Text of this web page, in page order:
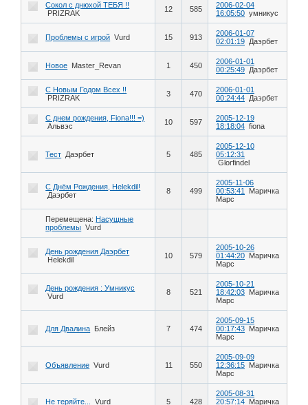
Сокол с днюхой ТЕБЯ !!
PRIZRAK
12 585
2006-02-04
16:05:50 умникус
Проблемы с игрой Vurd 15 913
2006-01-07
02:01:19 Даэрбет
Новое Master_Revan 1 450
2006-01-01
00:25:49 Даэрбет
С Новым Годом Всех !!
PRIZRAK
3 470
2006-01-01
00:24:44 Даэрбет
С днем рождения, Fiona!!! =)
Альвэс
10 597
2005-12-19
18:18:04 fiona
Тест Даэрбет 5 485
2005-12-10
05:12:31
Glorfindel
С Днём Рождения, Helekdil!
Даэрбет
8 499
2005-11-06
00:53:41
Маричка
Марс
Перемещена: Насущные
проблемы Vurd
День рождения Даэрбет
Helekdil
10 579
2005-10-26
01:44:20 Маричка
Марс
День рождения : Умникус
Vurd
8 521
2005-10-21
18:42:03 Маричка
Марс
Для Двалина Блейз 7 474
2005-09-15
00:17:43 Маричка
Марс
Объявление Vurd 11 550
2005-09-09
12:36:15 Маричка
Марс
Не теряйте... Vurd 5 428
2005-08-31
20:57:14 Маричка